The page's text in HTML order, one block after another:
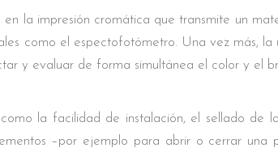
la impresión cromática que transmite un
como el espectofotómetro. Una vez más,
y evaluar de forma simultánea el color y el
la facilidad de instalación, el sellado de
–por ejemplo para abrir o cerrar una